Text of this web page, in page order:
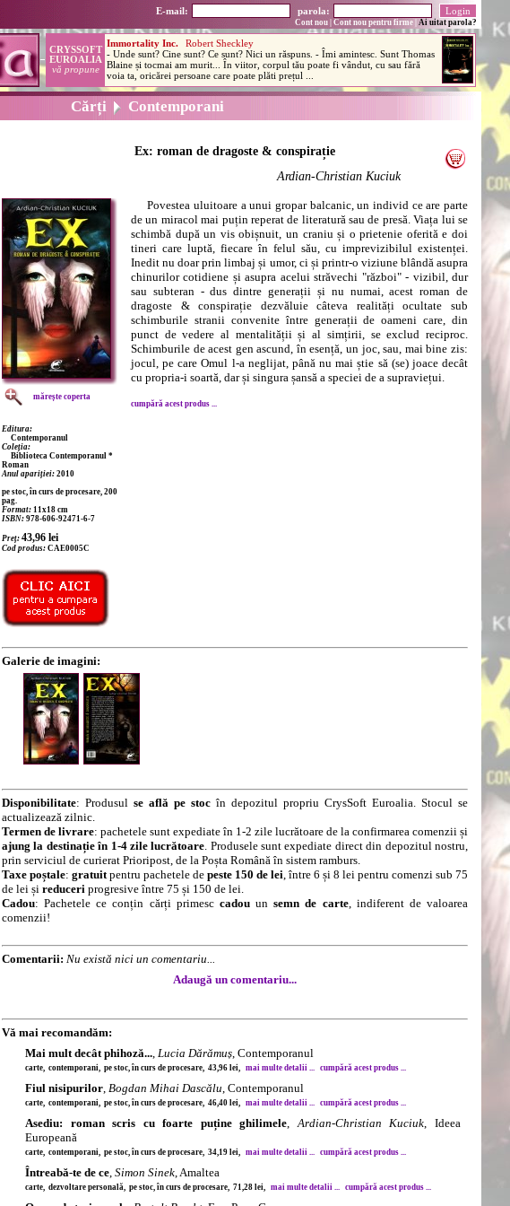
E-mail: parola:
Cont nou Cont nou pentru firme Ai uitat parola?
Cărți Contemporani
Ex: roman de dragoste & conspirație
Ardian-Christian Kuciuk
mărește coperta
Editura:
Contemporanul
Coleția:
Biblioteca Contemporanul *
Roman
Anul apariției: 2010
pe stoc, în curs de procesare, 200
pag.
Format: 11x18 cm
ISBN: 978-606-92471-6-7
Preț: 43,96 lei
Cod produs: CAE0005C
Povestea uluitoare a unui gropar balcanic, un individ ce are parte
de un miracol mai puțin reperat de literatură sau de presă. Viața lui se
schimbă după un vis obișnuit, un craniu și o prietenie oferită e doi
tineri care luptă, fiecare în felul său, cu imprevizibilul existenței.
Inedit nu doar prin limbaj și umor, ci și printr-o viziune blândă asupra
chinurilor cotidiene și asupra acelui străvechi "război" - vizibil, dur
sau subteran - dus dintre generații și nu numai, acest roman de
dragoste & conspirație dezvăluie câteva realități ocultate sub
schimburile stranii convenite între generații de oameni care, din
punct de vedere al mentalității și al simțirii, se exclud reciproc.
Schimburile de acest gen ascund, în esență, un joc, sau, mai bine zis:
jocul, pe care Omul l-a neglijat, până nu mai știe să (se) joace decât
cu propria-i soartă, dar și singura șansă a speciei de a supraviețui.
cumpără acest produs ...
Galerie de imagini:
Disponibilitate: Produsul se află pe stoc în depozitul propriu CrysSoft Euroalia. Stocul se
actualizează zilnic.
Termen de livrare: pachetele sunt expediate în 1-2 zile lucrătoare de la confirmarea comenzii și
ajung la destinație în 1-4 zile lucrătoare. Produsele sunt expediate direct din depozitul nostru,
prin serviciul de curierat Prioripost, de la Poșta Română în sistem ramburs.
Taxe poștale: gratuitpentru pachetele de peste 150 de lei, între 6 și 8 lei pentru comenzi sub 75
de lei și reduceri progresive între 75 și 150 de lei.
Cadou: Pachetele ce conțin cărți primesc cadouunsemn de carte, indiferent de valoarea
comenzii!
Comentarii: Nu există nici un comentariu...
Adaugă un comentariu...
Vă mai recomandăm:
Mai mult decât phihoză..., Lucia Dărămuș, Contemporanul
carte, contemporani, pe stoc, în curs de procesare, 43,96 lei, mai multe detalii ... cumpără acest produs ...
Fiul nisipurilor, Bogdan Mihai Dascălu, Contemporanul
carte, contemporani, pe stoc, în curs de procesare, 46,40 lei, mai multe detalii ... cumpără acest produs ...
Asediu: roman scris cu foarte puține ghilimele,Ardian-Christian Kuciuk, Ideea
Europeană
carte, contemporani, pe stoc, în curs de procesare, 34,19 lei, mai multe detalii ... cumpără acest produs ...
Întreabă-te de ce, Simon Sinek, Amaltea
carte, dezvoltare personală, pe stoc, în curs de procesare, 71,28 lei, mai multe detalii ... cumpără acest produs ...